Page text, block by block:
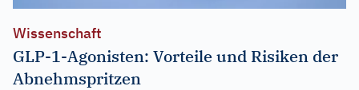
Wissenschaft
GLP-1-Agonisten: Vorteile und Risiken der
Abnehmspritzen